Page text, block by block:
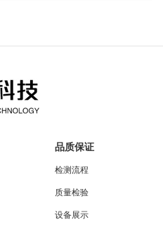
品质保证
检测流程
质量检验
设备展示